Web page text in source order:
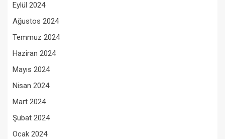
Eylül 2024
Ağustos 2024
Temmuz 2024
Haziran 2024
Mayıs 2024
Nisan 2024
Mart 2024
Şubat 2024
Ocak 2024